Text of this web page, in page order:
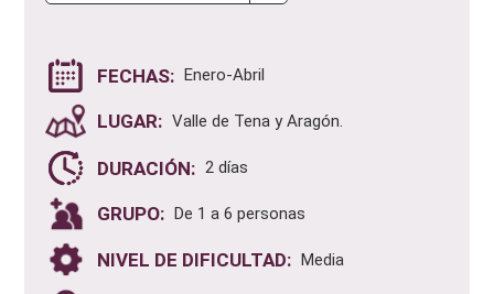
FECHAS: Enero-Abril
LUGAR: Valle de Tena y Aragón.
DURACIÓN: 2 días
GRUPO: De 1 a 6 personas
NIVEL DE DIFICULTAD: Media